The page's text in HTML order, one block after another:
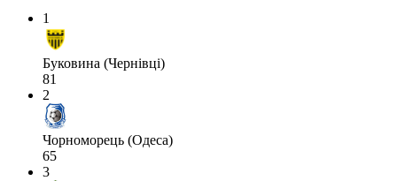
1
Буковина (Чернівці)
81
2
Чорноморець (Одеса)
65
3